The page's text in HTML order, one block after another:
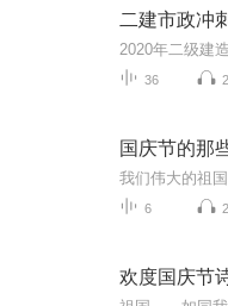
二建市政冲
36
国庆节的那
6
欢度国庆节